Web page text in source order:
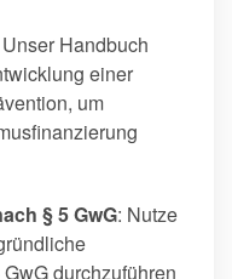
Handbuch
einer
um
§ 5 GwG: Nutze
durchzuführen